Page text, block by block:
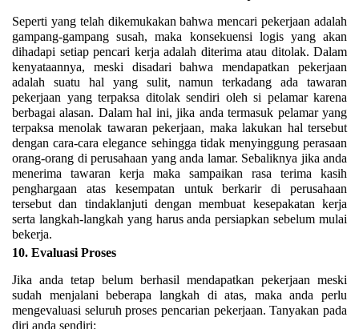
Seperti yang telah dikemukakan bahwa mencari pekerjaan adalah
gampang-gampang susah, maka konsekuensi logis yang akan
dihadapi setiap pencari kerja adalah diterima atau ditolak. Dalam
kenyataannya, meski disadari bahwa mendapatkan pekerjaan
adalah suatu hal yang sulit, namun terkadang ada tawaran
pekerjaan yang terpaksa ditolak sendiri oleh si pelamar karena
berbagai alasan. Dalam hal ini, jika anda termasuk pelamar yang
terpaksa menolak tawaran pekerjaan, maka lakukan hal tersebut
dengan cara-cara elegance sehingga tidak menyinggung perasaan
orang-orang di perusahaan yang anda lamar. Sebaliknya jika anda
menerima tawaran kerja maka sampaikan rasa terima kasih
penghargaan atas kesempatan untuk berkarir di perusahaan
tersebut dan tindaklanjuti dengan membuat kesepakatan kerja
serta langkah-langkah yang harus anda persiapkan sebelum mulai
bekerja.
10. Evaluasi Proses
Jika anda tetap belum berhasil mendapatkan pekerjaan meski
sudah menjalani beberapa langkah di atas, maka anda perlu
mengevaluasi seluruh proses pencarian pekerjaan. Tanyakan pada
diri anda sendiri: